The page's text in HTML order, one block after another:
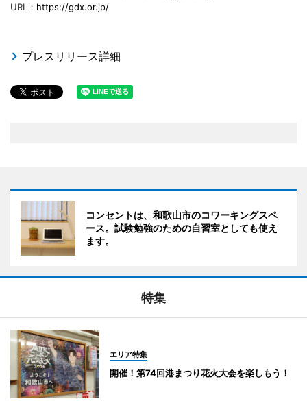
URL： https://gdx.or.jp/
プレスリリース詳細
コンセントは、和歌山市のコワーキングスペ
ース。試験勉強のための自習室としても使え
ます。
特集
エリア特集
開催！第74回港まつり花火大会を楽しもう！